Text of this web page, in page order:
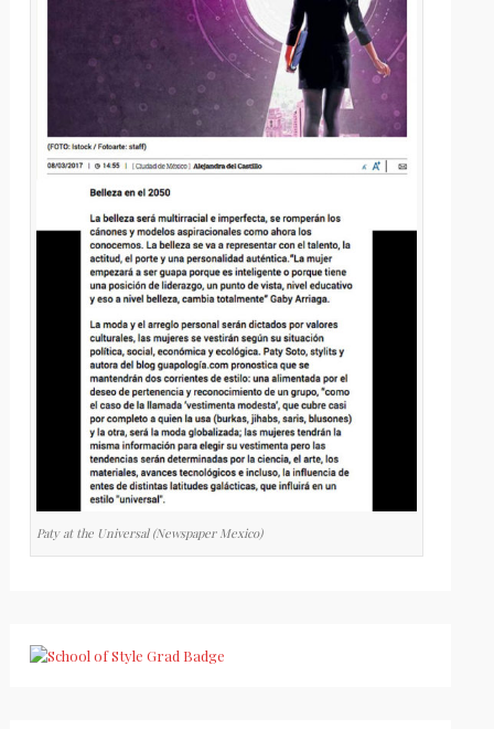
Paty at the Universal (Newspaper Mexico)